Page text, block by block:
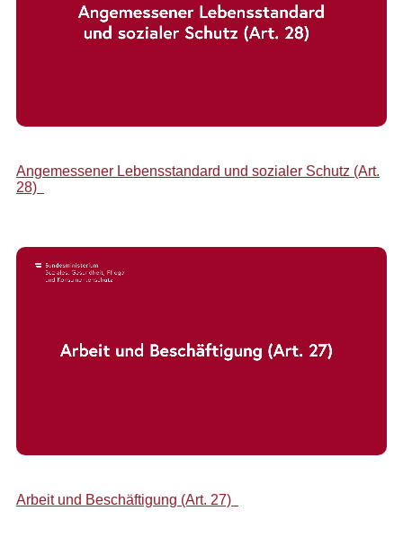
Angemessener Lebensstandard und sozialer Schutz (Art.
28)
Arbeit und Beschäftigung (Art. 27)